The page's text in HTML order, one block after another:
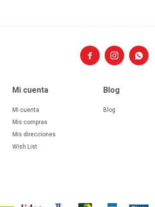
  
Mi cuenta
Mi cuenta
Mis compras
Mis direcciones
Wish List
Blog
Blog